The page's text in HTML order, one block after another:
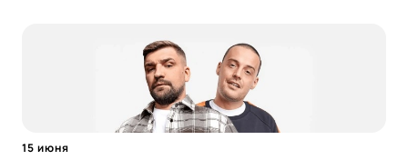
15 июня